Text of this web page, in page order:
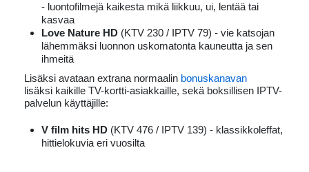
- luontofilmejä kaikesta mikä liikkuu, ui, lentää tai
kasvaa
Love Nature HD (KTV 230 / IPTV 79) - vie katsojan
lähemmäksi luonnon uskomatonta kauneutta ja sen
ihmeitä
Lisäksi avataan extrana normaalin bonuskanavan
lisäksi kaikille TV-kortti-asiakkaille, sekä boksillisen IPTV-
palvelun käyttäjille:
V film hits HD (KTV 476 / IPTV 139) - klassikkoleffat,
hittielokuvia eri vuosilta